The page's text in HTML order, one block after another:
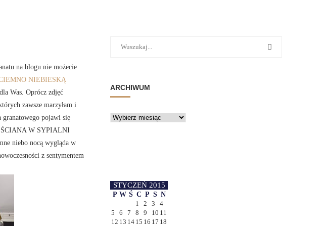
na blogu nie możecie
NIEBIESKĄ
Was. Oprócz zdjęć
zawsze marzyłam i
pojawi się
W SYPIALNI
niebo nocą wygląda w
z sentymentem
ARCHIWUM
STYCZEŃ 2015
P W Ś C P S N
1
2 3
4
5
6 7 8 9 10 11
12 13 14 15 16 17 18